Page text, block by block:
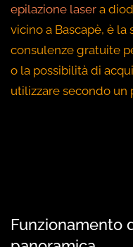
epilazione laser a
vicino a Bascapè, è
consulenze gratuite
o la possibilità di
utilizzare secondo un
Funzionamento